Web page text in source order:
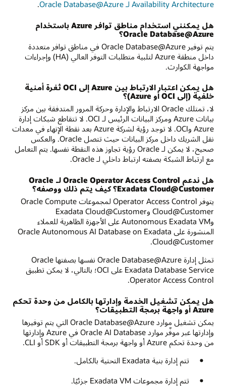
Availability Architecture لـ Oracle Database@Azure‏ .
هل يمكنني استخدام مناطق توافر Azure باستخدام
Oracle Database@Azure؟
يتم توفير Oracle Database@Azure في مناطق توافر متعددة
داخل منطقة Azure لتلبية متطلبات التوفر العالي (HA) وإجراءات
مواجهة الكوارث.
هل يمكن اعتبار الارتباط بين Azure إلى OCI ثغرة أمنية
خلفية (إلى OCI أو Azure)؟
لا، تمتلك Oracle الارتباط والإدارة وحركة المرور المتدفقة بين مركز
بيانات Azure ومركز البيانات الرئيس لـ OCI. لا تتقاطع شبكات إدارة
Azure وOCI. لا توجد رؤية لشركة Azure بعد نقطة الإنهاء في معدات
نقل الشريك داخل مركز البيانات حيث تتصل Oracle. والعكس
صحيح، لا يمكن لـ Oracle رؤية تجاوز هذه النقطة نفسها. يتم التعامل
مع ارتباط الشبكة بصفته ارتباط داخلي لـ Oracle.
هل ندعم Oracle Operator Access Control لـ Oracle
Exadata Cloud@Customer؟ كيف يتم ذلك ووصفه؟
يتوفر Operator Access Control لمجموعات Oracle Compute
Cloud@Customer وExadata Cloud@Customer
وAutonomous Exadata VM على الأجهزة الظاهرية للعملاء
المنشورة على Oracle Autonomous AI Database on Exadata
Cloud@Customer.
تمثل إدارة Oracle Database@Azure نفسها بصفتها Oracle
Exadata Database Service على OCI؛ بالتالي، لا يمكن تطبيق
Operator Access Control.
هل يمكن تشغيل الخدمة وإدارتها بالكامل من وحدة تحكم
Azure أو واجهة برمجة التطبيقات؟
يمكن تشغيل موارد Oracle Database@Azure التي يتم توفيرها
وإدارتها عبر موفّر موارد Oracle AI Database في Azure وإدارتها
من وحدة تحكم Azure أو واجهة برمجة التطبيقات أو SDK أو CLI.
تتم إدارة بنية Exadata التحتية بالكامل.
تتم إدارة مجموعات Exadata VM جزئيًا.